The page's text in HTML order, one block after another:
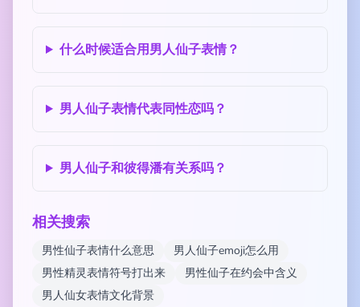
什么时候适合用男人仙子表情？
男人仙子表情代表同性恋吗？
男人仙子和彼得潘有关系吗？
相关搜索
男性仙子表情什么意思
男人仙子emoji怎么用
男性精灵表情符号打出来
男性仙子在约会中含义
男人仙女表情文化背景